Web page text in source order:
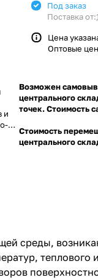
и
Под заказ
Поставка от:
Цена
Оптовые
Возможен
центрального
точек. Стоимость
Стоимость
центрального
среды,
теплового